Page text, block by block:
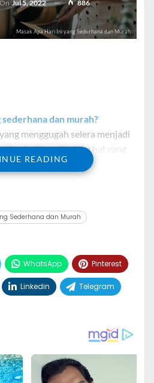
On Jul 5, 2022
886
Masak Apa Hari Ini yang Sederhana dan Murah
dan murah?
menggugah selera menjadi
harinya. Kadang hal yang
namun juga dapat membuat
menemukan resep masakan di
makanan yang dikonsumsi
agar kebutuhan gizi
Namun, menentukan menu
cukup itu bukan perkara
itu butuh list resep masakan
dengan masalah
Hari Ini yang
dan Murah
READING
Sederhana dan Murah
WhatsApp Pinterest
Linkedin Telegram